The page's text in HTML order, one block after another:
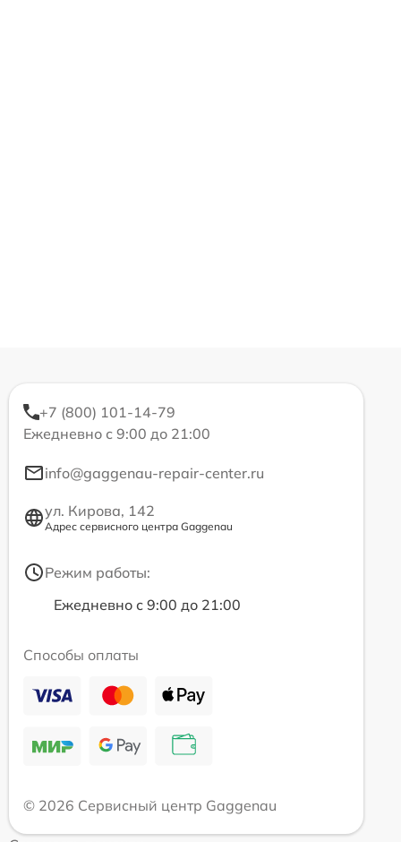
+7 (800) 101-14-79
Ежедневно с 9:00 до 21:00
info@gaggenau-repair-center.ru
ул. Кирова, 142
Адрес сервисного центра Gaggenau
Режим работы:
Ежедневно с 9:00 до 21:00
Способы оплаты
© 2026 Сервисный центр Gaggenau